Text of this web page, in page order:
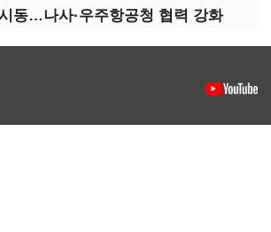
동…나사·우주항공청 협력 강화